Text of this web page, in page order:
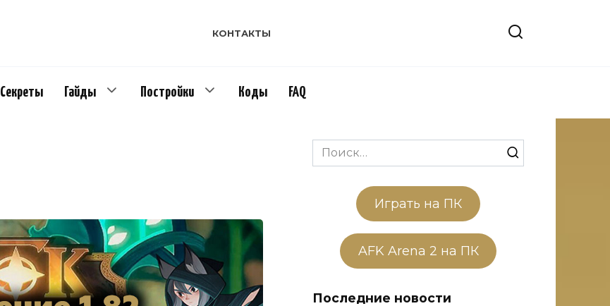
КОНТАКТЫ
Секреты Гайды Постройки Коды FAQ
Search
for:
Играть на ПК
AFK Arena 2 на ПК
Последние новости